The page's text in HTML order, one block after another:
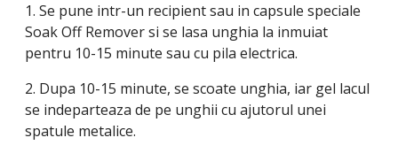
1. Se pune intr-un recipient sau in capsule speciale
Soak Off Remover si se lasa unghia la inmuiat
pentru 10-15 minute sau cu pila electrica.
2. Dupa 10-15 minute, se scoate unghia, iar gel lacul
se indeparteaza de pe unghii cu ajutorul unei
spatule metalice.